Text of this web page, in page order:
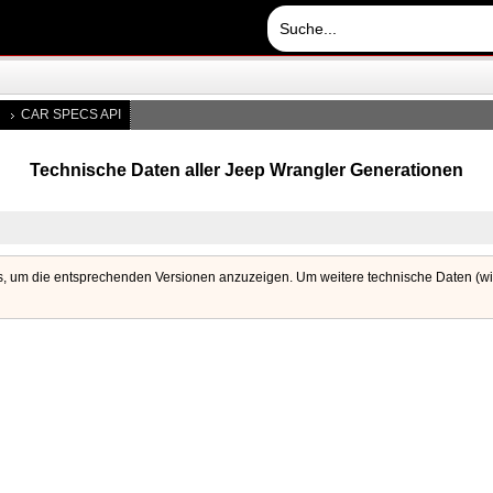
CAR SPECS API
Technische Daten aller Jeep Wrangler Generationen
um die entsprechenden Versionen anzuzeigen. Um weitere technische Daten